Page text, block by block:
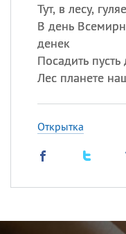
Тут, в лесу,
В день
денек
Посадить
Лес планете
Открытка